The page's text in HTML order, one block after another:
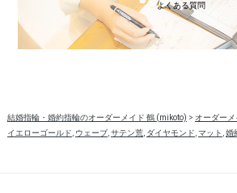
よくある質問
結婚指輪・婚約指輪のオーダーメイド 鶴 (mikoto) > オーダー
イエローゴールド, ウェーブ,サテン荒, ダイヤモンド,マット ,婚